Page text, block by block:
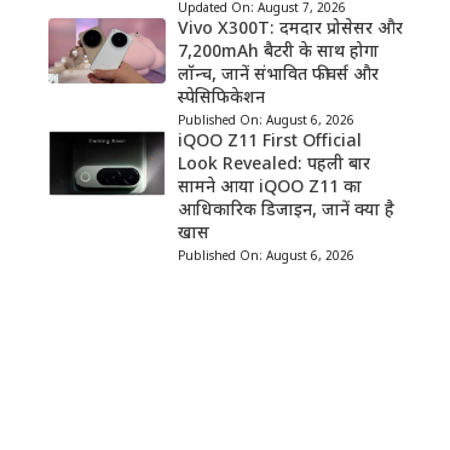
Updated On: August 7, 2026
Vivo X300T: दमदार प्रोसेसर और
7,200mAh बैटरी के साथ होगा
लॉन्च, जानें संभावित फीचर्स और
स्पेसिफिकेशन
Published On: August 6, 2026
iQOO Z11 First Official
Look Revealed: पहली बार
सामने आया iQOO Z11 का
आधिकारिक डिजाइन, जानें क्या है
खास
Published On: August 6, 2026